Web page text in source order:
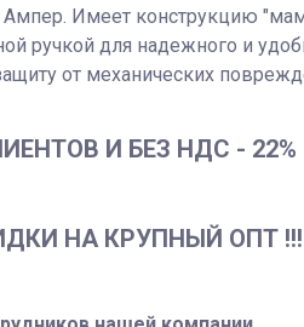
Имеет конструкцию
ручкой для надежного и
от механических
И БЕЗ НДС - 22%
НА КРУПНЫЙ ОПТ !!!